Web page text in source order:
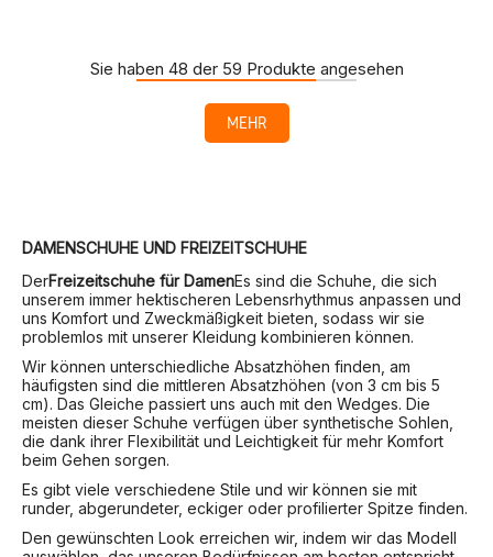
Sie haben 48 der 59 Produkte angesehen
MEHR
DAMENSCHUHE UND FREIZEITSCHUHE
DerFreizeitschuhe für DamenEs sind die Schuhe, die sich
unserem immer hektischeren Lebensrhythmus anpassen und
uns Komfort und Zweckmäßigkeit bieten, sodass wir sie
problemlos mit unserer Kleidung kombinieren können.
Wir können unterschiedliche Absatzhöhen finden, am
häufigsten sind die mittleren Absatzhöhen (von 3 cm bis 5
cm). Das Gleiche passiert uns auch mit den Wedges. Die
meisten dieser Schuhe verfügen über synthetische Sohlen,
die dank ihrer Flexibilität und Leichtigkeit für mehr Komfort
beim Gehen sorgen.
Es gibt viele verschiedene Stile und wir können sie mit
runder, abgerundeter, eckiger oder profilierter Spitze finden.
Den gewünschten Look erreichen wir, indem wir das Modell